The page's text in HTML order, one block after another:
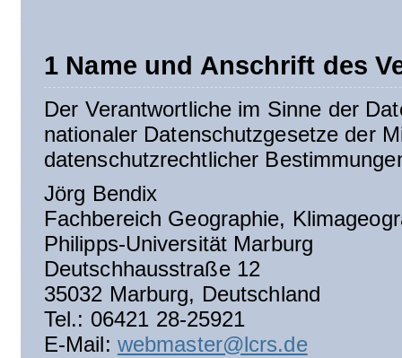
1 Name und Anschrift des
Der Verantwortliche im Sinne der
nationaler Datenschutzgesetze der
datenschutzrechtlicher
Jörg Bendix
Fachbereich Geographie,
Philipps-Universität Marburg
Deutschhausstraße 12
35032 Marburg, Deutschland
Tel.: 06421 28-25921
E-Mail: webmaster@lcrs.de